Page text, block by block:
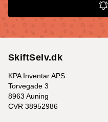
SkiftSelv.dk
KPA Inventar APS
Torvegade 3
8963 Auning
CVR 38952986